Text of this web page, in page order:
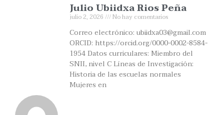
Julio Ubiidxa Rios Peña
julio 2, 2026 No hay comentarios
Correo electrónico: ubiidxa03@gmail.com
ORCID: https://orcid.org/0000-0002-8584-
1954 Datos curriculares: Miembro del
SNII, nivel C Líneas de Investigación:
Historia de las escuelas normales
Mujeres en